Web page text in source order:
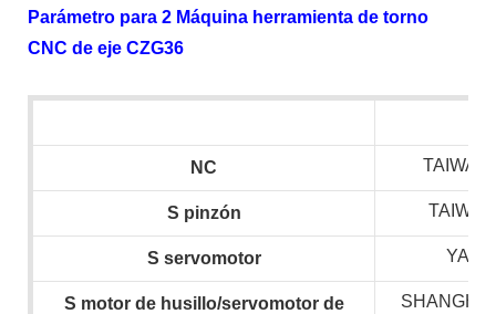
Parámetro para 2 Máquina herramienta de torno
CNC de eje CZG36
NC TAIWAN
S pinzón
S servomotor
S motor de husillo/servomotor de